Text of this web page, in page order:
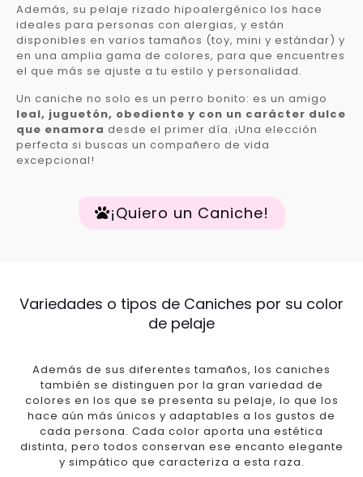
Además, su pelaje rizado hipoalergénico los hace
ideales para personas con alergias, y están
disponibles en varios tamaños (toy, mini y estándar) y
en una amplia gama de colores, para que encuentres
el que más se ajuste a tu estilo y personalidad.
Un caniche no solo es un perro bonito: es un amigo
leal, juguetón, obediente y con un carácter dulce
que enamora desde el primer día. ¡Una elección
perfecta si buscas un compañero de vida
excepcional!
¡Quiero un Caniche!
Variedades o tipos de Caniches por su color
de pelaje
Además de sus diferentes tamaños, los caniches
también se distinguen por la gran variedad de
colores en los que se presenta su pelaje, lo que los
hace aún más únicos y adaptables a los gustos de
cada persona. Cada color aporta una estética
distinta, pero todos conservan ese encanto elegante
y simpático que caracteriza a esta raza.